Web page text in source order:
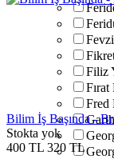
Filiz
Fred
Bilim İş Başında -
Stokta yok
400 TL 320 TL